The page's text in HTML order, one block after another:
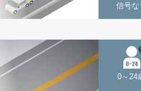
信号な
0～24